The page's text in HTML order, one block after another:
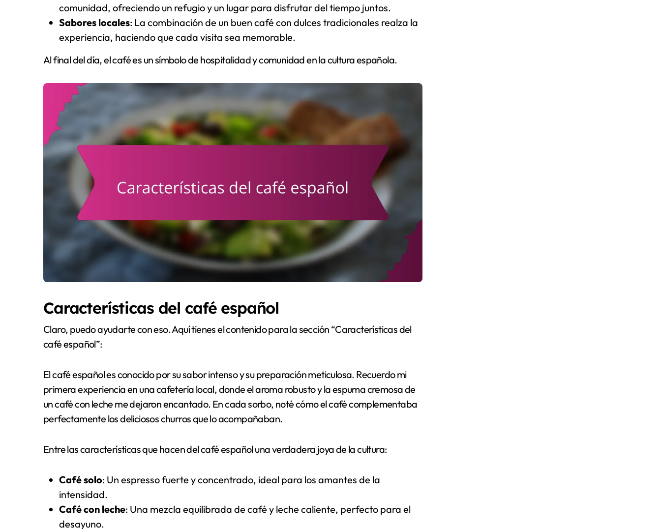
comunidad, ofreciendo un refugio y un lugar para disfrutar del tiempo juntos.
Sabores locales: La combinación de un buen café con dulces tradicionales realza la
experiencia, haciendo que cada visita sea memorable.
Al final del día, el café es un símbolo de hospitalidad y comunidad en la cultura española.
Características del café español
Claro, puedo ayudarte con eso. Aquí tienes el contenido para la sección “Características del
café español”:
El café español es conocido por su sabor intenso y su preparación meticulosa. Recuerdo mi
primera experiencia en una cafetería local, donde el aroma robusto y la espuma cremosa de
un café con leche me dejaron encantado. En cada sorbo, noté cómo el café complementaba
perfectamente los deliciosos churros que lo acompañaban.
Entre las características que hacen del café español una verdadera joya de la cultura:
Café solo: Un espresso fuerte y concentrado, ideal para los amantes de la
intensidad.
Café con leche: Una mezcla equilibrada de café y leche caliente, perfecto para el
desayuno.